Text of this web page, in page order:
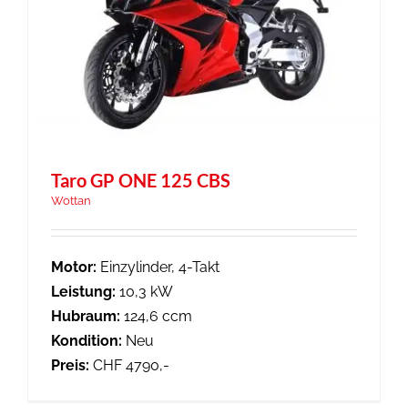
Taro GP ONE 125 CBS
Wottan
Motor: Einzylinder, 4-Takt
Leistung: 10,3 kW
Hubraum: 124,6 ccm
Kondition: Neu
Preis: CHF 4790,-